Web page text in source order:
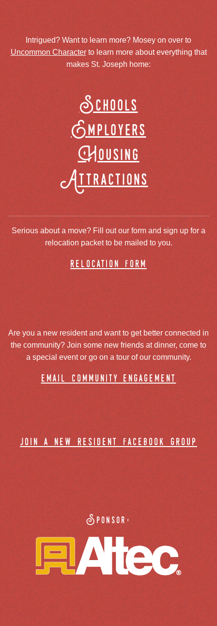
Intrigued? Want to learn more? Mosey on over to
Uncommon Characterto learn more about everything that
makes St. Joseph home:
Schools
Employers
Housing
Attractions
Serious about a move? Fill out our form and sign up for a
relocation packet to be mailed to you.
relocation form
Are you a new resident and want to get better connected in
the community? Join some new friends at dinner, come to
a special event or go on a tour of our community.
email community engagement
join a new resident facebook group
Sponsor: